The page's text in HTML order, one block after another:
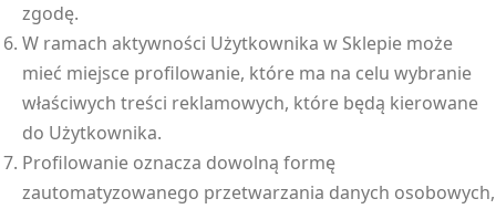
zgodę.
W ramach aktywności Użytkownika w Sklepie może
mieć miejsce profilowanie, które ma na celu wybranie
właściwych treści reklamowych, które będą kierowane
do Użytkownika.
Profilowanie oznacza dowolną formę
zautomatyzowanego przetwarzania danych osobowych,